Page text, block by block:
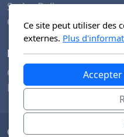
Spring Rolls
Contact
Légal
Conditions d'utilisation
Politique de
Copyright, tous droits
Ce site peut utiliser des
externes. Plus